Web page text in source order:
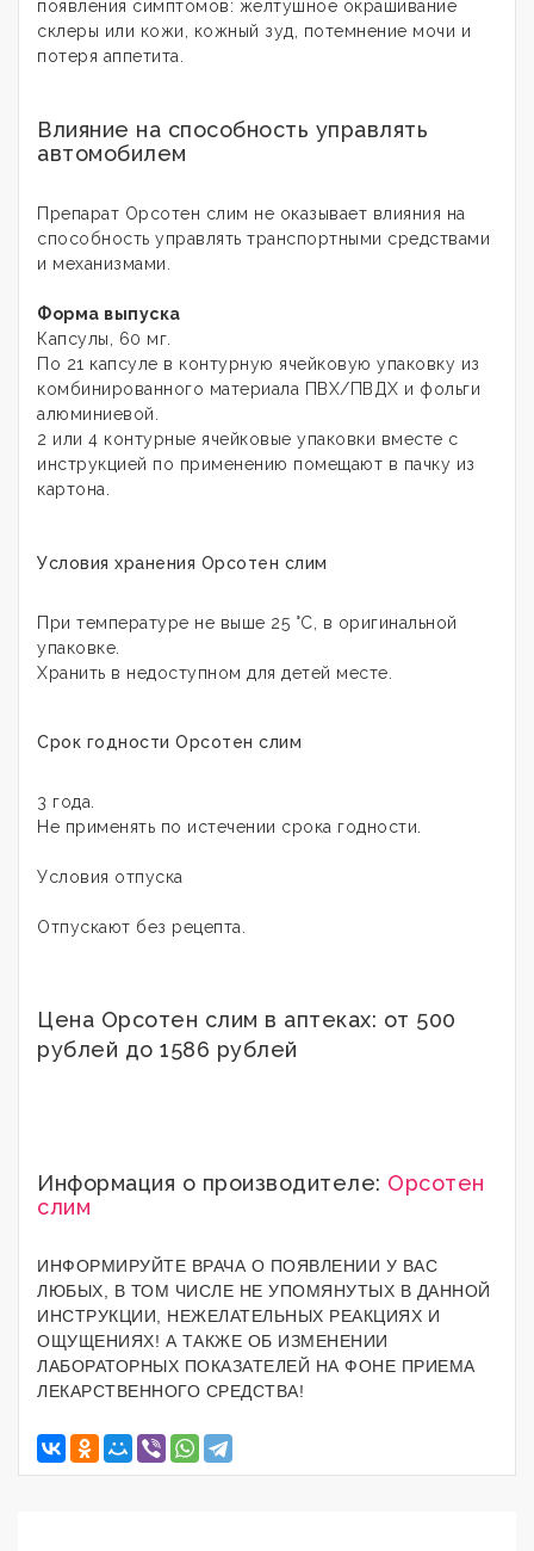
появления симптомов: желтушное окрашивание
склеры или кожи, кожный зуд, потемнение мочи и
потеря аппетита.
Влияние на способность управлять
автомобилем
Препарат Орсотен слим не оказывает влияния на
способность управлять транспортными средствами
и механизмами.
Форма выпуска
Капсулы, 60 мг.
По 21 капсуле в контурную ячейковую упаковку из
комбинированного материала ПВХ/ПВДХ и фольги
алюминиевой.
2 или 4 контурные ячейковые упаковки вместе с
инструкцией по применению помещают в пачку из
картона.
Условия хранения Орсотен слим
При температуре не выше 25 °С, в оригинальной
упаковке.
Хранить в недоступном для детей месте.
Срок годности Орсотен слим
3 года.
Не применять по истечении срока годности.
Условия отпуска
Отпускают без рецепта.
Цена Орсотен слим в аптеках: от 500
рублей до 1586 рублей
Информация о производителе: Орсотен
слим
ИНФОРМИРУЙТЕ ВРАЧА О ПОЯВЛЕНИИ У ВАС
ЛЮБЫХ, В ТОМ ЧИСЛЕ НЕ УПОМЯНУТЫХ В ДАННОЙ
ИНСТРУКЦИИ, НЕЖЕЛАТЕЛЬНЫХ РЕАКЦИЯХ И
ОЩУЩЕНИЯХ! А ТАКЖЕ ОБ ИЗМЕНЕНИИ
ЛАБОРАТОРНЫХ ПОКАЗАТЕЛЕЙ НА ФОНЕ ПРИЕМА
ЛЕКАРСТВЕННОГО СРЕДСТВА!